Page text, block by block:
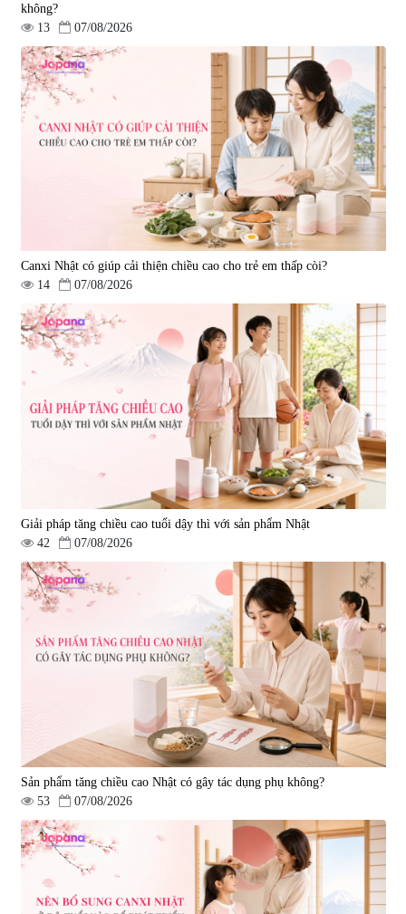
Viên uống hỗ trợ tăng cường
sinh lý nam Fujina Monster Shot
150 viên
880.000 đ
Viên uống hỗ trợ điều trị ung thư
Fucoidan Okinawa Kanehide Bio
EX 323mg - 150 viên
|790.621
4.473.500 đ
không?
13
07/08/2026
Canxi Nhật có giúp cải thiện chiều cao cho trẻ em thấp còi?
14
07/08/2026
Giải pháp tăng chiều cao tuổi dậy thì với sản phẩm Nhật
42
07/08/2026
Sản phẩm tăng chiều cao Nhật có gây tác dụng phụ không?
53
07/08/2026